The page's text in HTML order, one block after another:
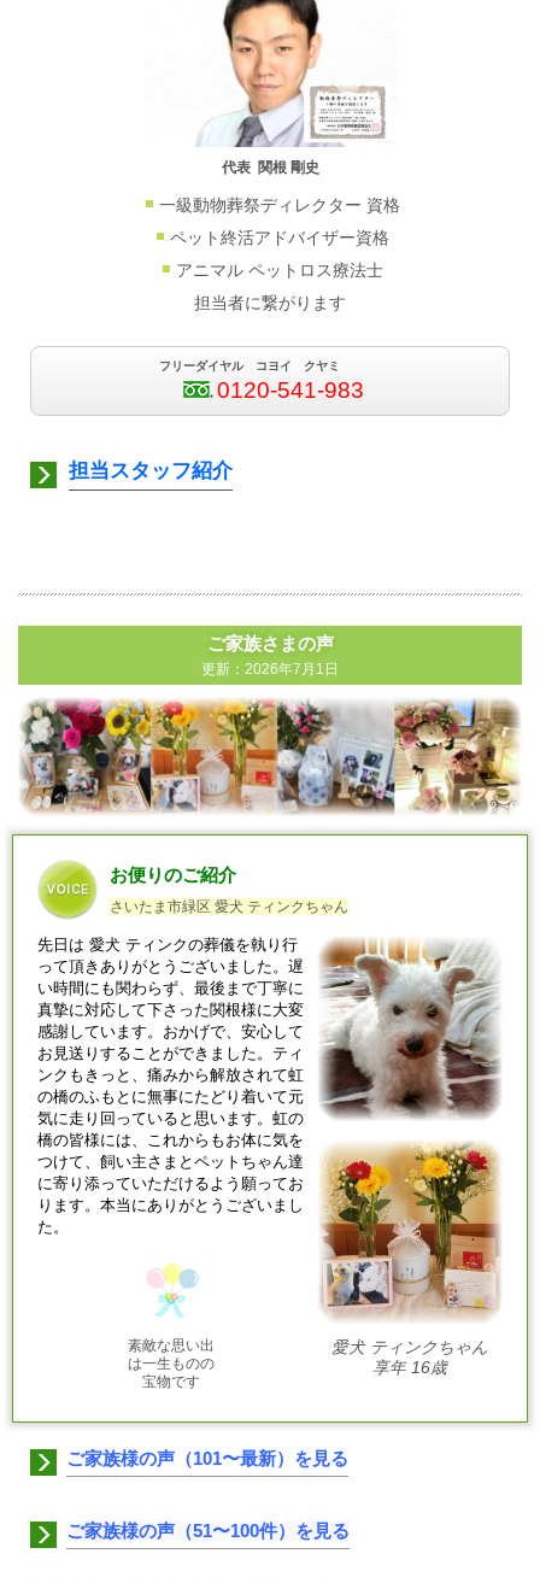
代表 関根 剛史
一級動物葬祭ディレクター 資格
ペット終活アドバイザー資格
アニマル ペットロス療法士
担当者に繋がります
フリーダイヤル コヨイ クヤミ
0120-541-983
担当スタッフ紹介
ご家族さまの声
更新：2026年7月1日
お便りのご紹介
さいたま市緑区 愛犬 ティンクちゃん
愛犬 ティンクちゃん
享年 16歳
先日は 愛犬 ティンクの葬儀を執り行
って頂きありがとうございました。遅
い時間にも関わらず、最後まで丁寧に
真摯に対応して下さった関根様に大変
感謝しています。おかげで、安心して
お見送りすることができました。ティ
ンクもきっと、痛みから解放されて虹
の橋のふもとに無事にたどり着いて元
気に走り回っていると思います。虹の
橋の皆様には、これからもお体に気を
つけて、飼い主さまとペットちゃん達
に寄り添っていただけるよう願ってお
ります。本当にありがとうございまし
た。
素敵な思い出
は一生ものの
宝物です
ご家族様の声（101〜最新）を見る
ご家族様の声（51〜100件）を見る